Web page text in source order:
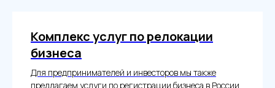
Комплекс услуг по релокации
бизнеса
Для предпринимателей и инвесторов мы также
предлагаем услуги по регистрации бизнеса в России